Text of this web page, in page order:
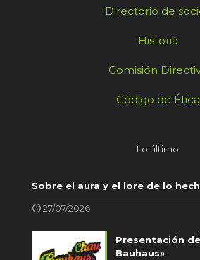
Directorio de
Historia
Comisión
Código de Ética
Lo último
Sobre el aura y el lore de lo
27/07/2026
Presentación
Bauhaus»